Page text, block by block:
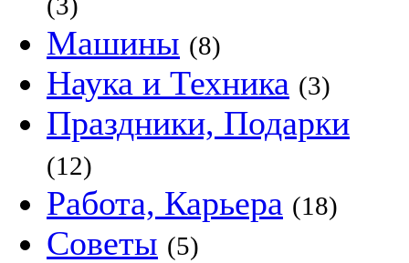
Машины (8)
Наука и Техника (3)
Праздники, Подарки
(12)
Работа, Карьера (18)
Советы (5)